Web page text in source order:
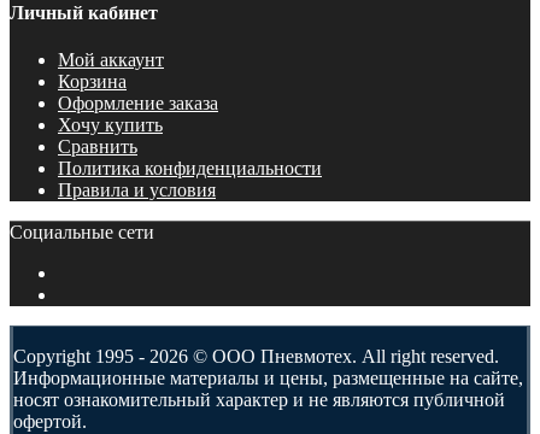
Личный кабинет
Мой аккаунт
Корзина
Оформление заказа
Хочу купить
Сравнить
Политика конфиденциальности
Правила и условия
Социальные сети
Copyright 1995 - 2026 © ООО Пневмотех. All right reserved.
Информационные материалы и цены, размещенные на сайте,
носят ознакомительный характер и не являются публичной
офертой.